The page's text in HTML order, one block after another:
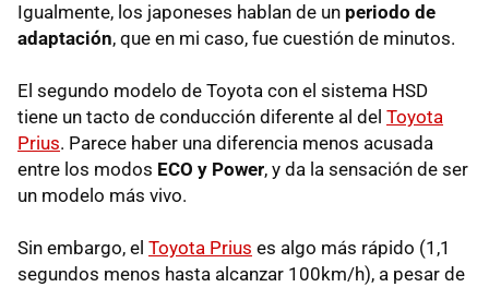
Igualmente, los japoneses hablan de un periodo de
adaptación, que en mi caso, fue cuestión de minutos.
El segundo modelo de Toyota con el sistema HSD
tiene un tacto de conducción diferente al del Toyota
Prius. Parece haber una diferencia menos acusada
entre los modos ECO y Power, y da la sensación de ser
un modelo más vivo.
Sin embargo, el Toyota Prius es algo más rápido (1,1
segundos menos hasta alcanzar 100km/h), a pesar de